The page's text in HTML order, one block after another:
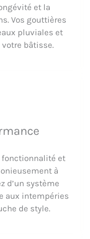
et la
Vos gouttières
pluviales et
bâtisse.
et
à
d’un système
aux intempéries
de style.